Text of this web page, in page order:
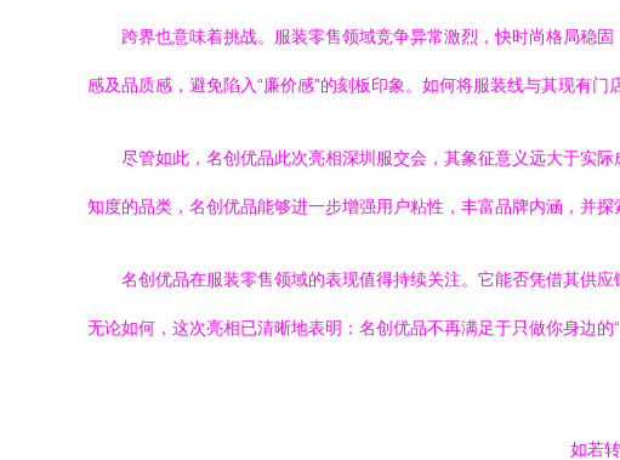
跨界也意味着挑战。服装零售领域竞争异常激烈，快时尚格局稳
感及品质感，避免陷入“廉价感”的刻板印象。如何将服装线与其现有
尽管如此，名创优品此次亮相深圳服交会，其象征意义远大于实
知度的品类，名创优品能够进一步增强用户粘性，丰富品牌内涵，并
名创优品在服装零售领域的表现值得持续关注。它能否凭借其供
无论如何，这次亮相已清晰地表明：名创优品不再满足于只做你身边的
如若